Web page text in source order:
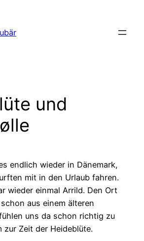
und
endlich wieder in Dänemark,
mit in den Urlaub fahren.
wieder einmal Arrild. Den Ort
aus einem älteren
uns da schon richtig zu
zur Zeit der Heideblüte.